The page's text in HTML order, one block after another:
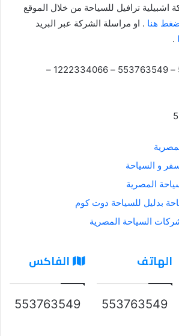
ترافيل للسياحة من خلال الموقع
هنا . او مراسلة الشركة عبر البريد
.
الهاتف : 553760032 – 553763549 – 1222334066 –
و السياحة
المصرية
بدليل للسياحة دوت كوم
السياحة المصرية
الهاتف
553763549
الفاكس
553763549